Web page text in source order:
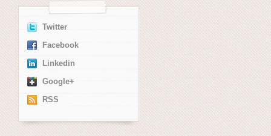
Twitter
Facebook
Linkedin
Google+
RSS